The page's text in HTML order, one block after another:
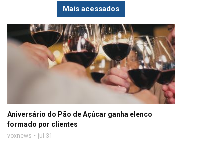
Mais acessados
Aniversário do Pão de Açúcar ganha elenco
formado por clientes
voxnews jul 31